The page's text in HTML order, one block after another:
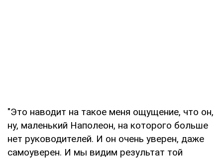
"Это наводит на такое меня ощущение, что он,
ну, маленький Наполеон, на которого больше
нет руководителей. И он очень уверен, даже
самоуверен. И мы видим результат той